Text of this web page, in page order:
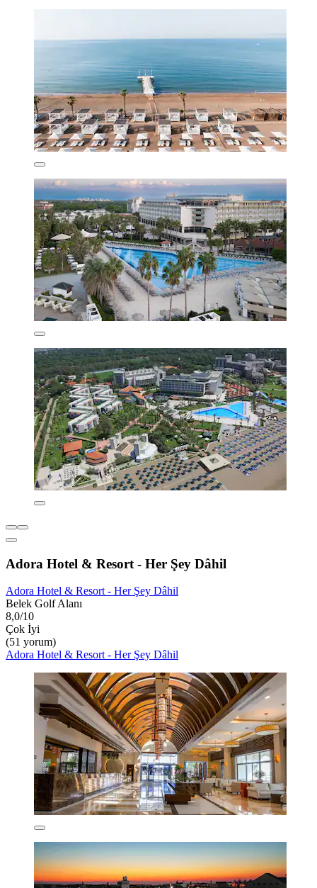
Adora Hotel & Resort - Her Şey Dâhil
Adora Hotel & Resort - Her Şey Dâhil
Belek Golf Alanı
8,0/10
Çok İyi
(51 yorum)
Adora Hotel & Resort - Her Şey Dâhil